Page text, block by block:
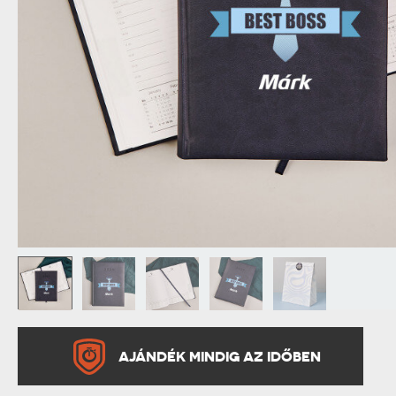
APÓSÉKNAK
AZ
AJÁNDÉK MINDIG AZ IDŐBEN